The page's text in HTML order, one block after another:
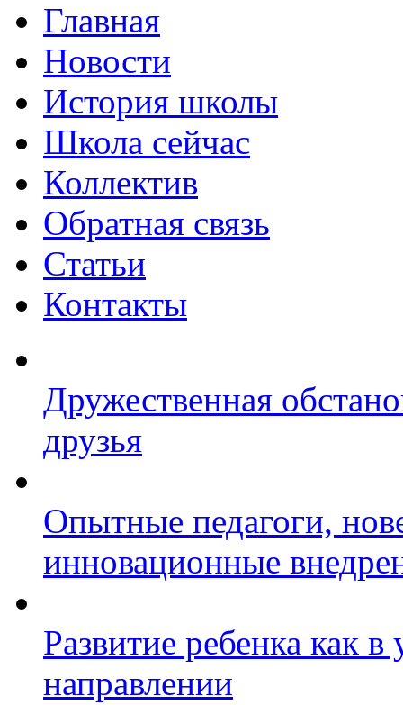
Главная
Новости
История школы
Школа сейчас
Коллектив
Обратная связь
Статьи
Контакты
Дружественная
друзья
Опытные педагоги,
инновационные
Развитие ребенка как
направлении